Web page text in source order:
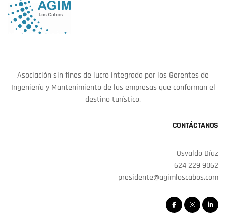
Asociación sin fines de lucro integrada por los Gerentes de
Ingeniería y Mantenimiento de las empresas que conforman el
destino turístico.
CONTÁCTANOS
Osvaldo Díaz
624 229 9062
presidente@agimloscabos.com